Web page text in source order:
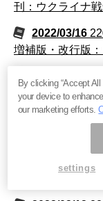
刊：ウクライナ
2022/03/16
増補版・改行版
増補版：ウクラ
版：ウクライナ
2022/03/16
By clicking “Accept
your device to
our marketing efforts.
settings